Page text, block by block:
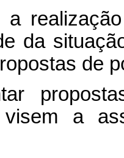
da
de
visem a